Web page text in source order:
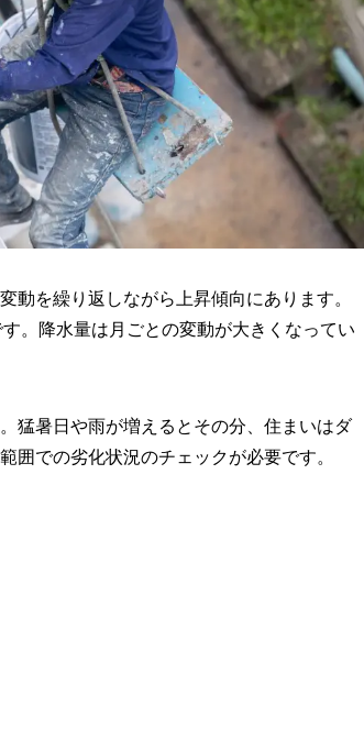
動を繰り返しながら上昇傾向にあります。
。降水量は月ごとの変動が大きくなってい
猛暑日や雨が増えるとその分、住まいはダ
囲での劣化状況のチェックが必要です。